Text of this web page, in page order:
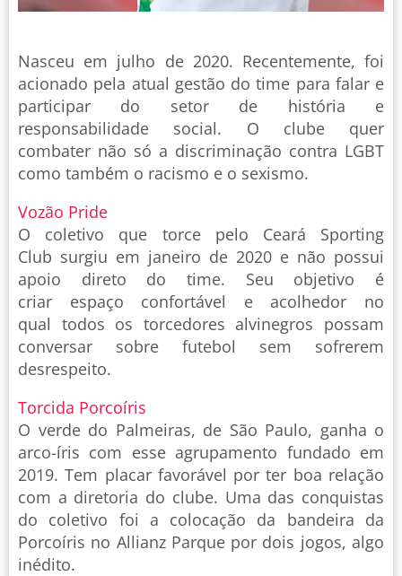
Nasceu em julho de 2020. Recentemente, foi
acionado pela atual gestão do time para falar e
participar do setor de história e
responsabilidade social. O clube quer
combater não só a discriminação contra LGBT
como também o racismo e o sexismo.
Vozão Pride
O coletivo que torce pelo Ceará Sporting
Club surgiu em janeiro de 2020 e não possui
apoio direto do time. Seu objetivo é
criar espaço confortável e acolhedor no
qual todos os torcedores alvinegros possam
conversar sobre futebol sem sofrerem
desrespeito.
Torcida Porcoíris
O verde do Palmeiras, de São Paulo, ganha o
arco-íris com esse agrupamento fundado em
2019. Tem placar favorável por ter boa relação
com a diretoria do clube. Uma das conquistas
do coletivo foi a colocação da bandeira da
Porcoíris no Allianz Parque por dois jogos, algo
inédito.